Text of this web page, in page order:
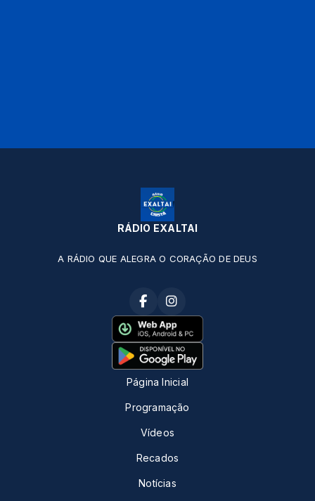
RÁDIO EXALTAI
A RÁDIO QUE ALEGRA O CORAÇÃO DE DEUS
Página Inicial
Programação
Vídeos
Recados
Notícias